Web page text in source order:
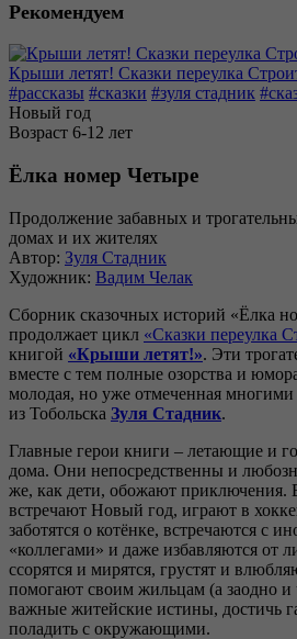
Рекомендуем
Крыши летят! Сказки переулка
#рассказы #сказки #зуля стадник
Новый год
Возраст 6-12 лет
Ёлка номер Четыре
Продолжение забавных и
домах и их жителях
Автор: Зуля Стадник
Художник: Вадим Челак
Сборник сказочных историй «Ёлка
продолжает цикл «Сказки переулка
книгой «Крыши летят!». Эти
вместе с тем полные озорства и
молодая, но уже отмеченная
из Тобольска Зуля Стадник.
Главные герои книги – летающие и
дома. Они непосредственны и
же, как дети, обожают приключения.
встречают Новый год, играют в
заботятся о котёнке, встречаются с
«коллегами» и даже избавляются от
ссорятся и мирятся, грустят и
помогают своим жильцам (а заодно и
важные житейские истины, достичь
поладить с окружающими.